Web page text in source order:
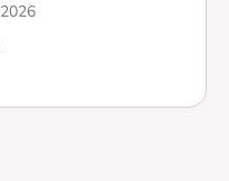
die over de datum is,